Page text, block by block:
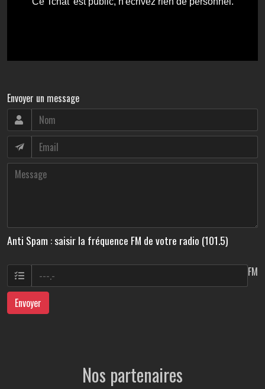
Envoyer un message
Anti Spam : saisir la fréquence FM de votre radio (101.5)
FM
Envoyer
Nos partenaires